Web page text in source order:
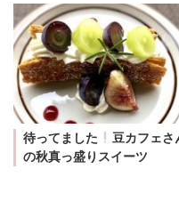
待ってました
豆カフェさ
の秋真っ盛りスイーツ